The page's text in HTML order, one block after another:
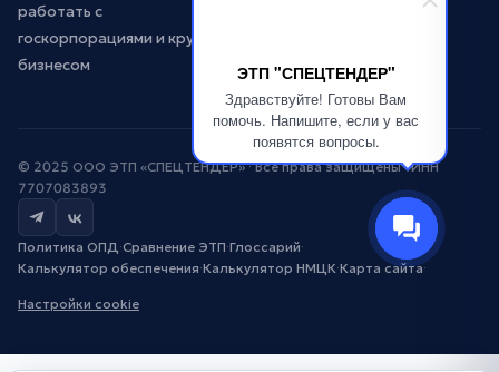
ЭТП "СПЕЦТЕНДЕР"
Здравствуйте! Готовы Вам
помочь. Напишите, если у вас
появятся вопросы.
работать с
госкорпорациями и крупным
бизнесом
© 2025 ООО ЭТП «СПЕЦТЕНДЕР» · Все права защищены · ИНН
7707083893
Политика ОПД·Сравнение ЭТП·Глоссарий·
Калькулятор обеспечения·Калькулятор НМЦК·Карта сайта·
Настройки cookie